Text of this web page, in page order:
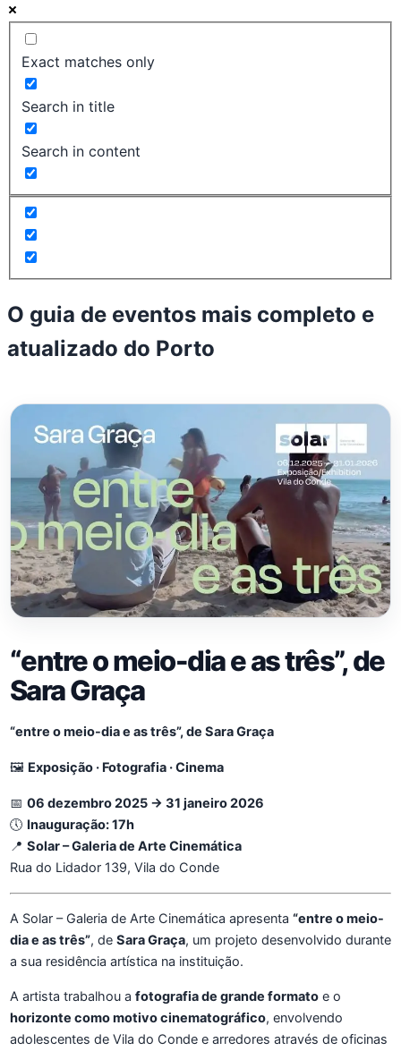
Exact matches only
Search in title
Search in content
O guia de eventos mais completo e
atualizado do Porto
“entre o meio-dia e as três”, de
Sara Graça
“entre o meio-dia e as três”, de Sara Graça
🖼️ Exposição · Fotografia · Cinema
📅 06 dezembro 2025 → 31 janeiro 2026
🕔 Inauguração: 17h
📍 Solar – Galeria de Arte Cinemática
Rua do Lidador 139, Vila do Conde
A Solar – Galeria de Arte Cinemática apresenta “entre o meio-
dia e as três”, de Sara Graça, um projeto desenvolvido durante
a sua residência artística na instituição.
A artista trabalhou a fotografia de grande formato e o
horizonte como motivo cinematográfico, envolvendo
adolescentes de Vila do Conde e arredores através de oficinas